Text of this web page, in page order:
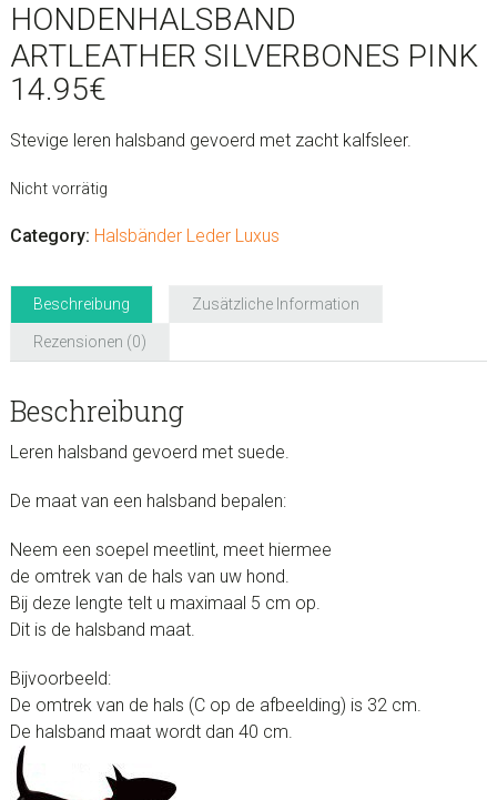
HONDENHALSBAND
ARTLEATHER SILVERBONES PINK
14.95€
Stevige leren halsband gevoerd met zacht kalfsleer.
Nicht vorrätig
Category: Halsbänder Leder Luxus
Beschreibung Zusätzliche Information
Rezensionen (0)
Beschreibung
Leren halsband gevoerd met suede.
De maat van een halsband bepalen:
Neem een soepel meetlint, meet hiermee
de omtrek van de hals van uw hond.
Bij deze lengte telt u maximaal 5 cm op.
Dit is de halsband maat.
Bijvoorbeeld:
De omtrek van de hals (C op de afbeelding) is 32 cm.
De halsband maat wordt dan 40 cm.